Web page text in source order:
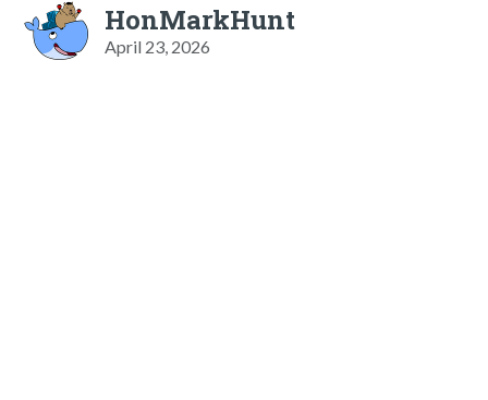
HonMarkHunt
April 23, 2026